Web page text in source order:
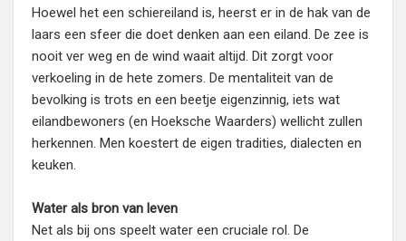
Hoewel het een schiereiland is, heerst er in de hak van de
laars een sfeer die doet denken aan een eiland. De zee is
nooit ver weg en de wind waait altijd. Dit zorgt voor
verkoeling in de hete zomers. De mentaliteit van de
bevolking is trots en een beetje eigenzinnig, iets wat
eilandbewoners (en Hoeksche Waarders) wellicht zullen
herkennen. Men koestert de eigen tradities, dialecten en
keuken.
Water als bron van leven
Net als bij ons speelt water een cruciale rol. De